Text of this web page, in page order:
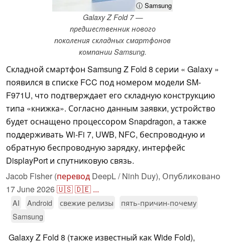
ⓘ Samsung
Galaxy Z Fold 7 —
предшественник нового
поколения складных смартфонов
компании Samsung.
Складной смартфон Samsung Z Fold 8 серии « Galaxy »
появился в списке FCC под номером модели SM-
F971U, что подтверждает его складную конструкцию
типа «книжка». Согласно данным заявки, устройство
будет оснащено процессором Snapdragon, а также
поддерживать Wi-Fi 7, UWB, NFC, беспроводную и
обратную беспроводную зарядку, интерфейс
DisplayPort и спутниковую связь.
Jacob Fisher (перевод DeepL / Ninh Duy), Опубликовано
17 June 2026🇺🇸🇩🇪 ...
AI Android свежие релизы
пять-причин-почему
Samsung
Galaxy Z Fold 8 (также известный как Wide Fold),